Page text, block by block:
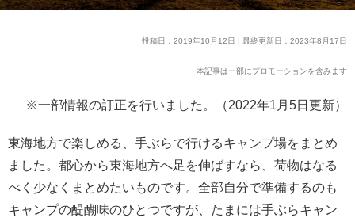
投稿日：2019年10月12日 | 最終更新日：2023年8月17日
本記事は一部にプロモーションを含みます
※一部情報の訂正を行いました。（2022年1月5日更新）
東海地方で楽しめる、手ぶらで行けるキャンプ場をまとめ
ました。都心から東海地方へ足を伸ばすなら、荷物はなる
べく少なくまとめたいものです。全部自分で準備するのも
キャンプの醍醐味のひとつですが、たまには手ぶらキャン